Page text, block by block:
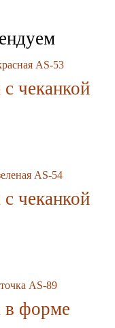
чеканкой
чеканкой
в форме